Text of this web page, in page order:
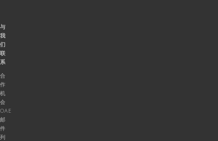
与
我
们
联
系
合
作
机
会
OAE
邮
件
列